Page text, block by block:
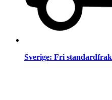
Sverige: Fri